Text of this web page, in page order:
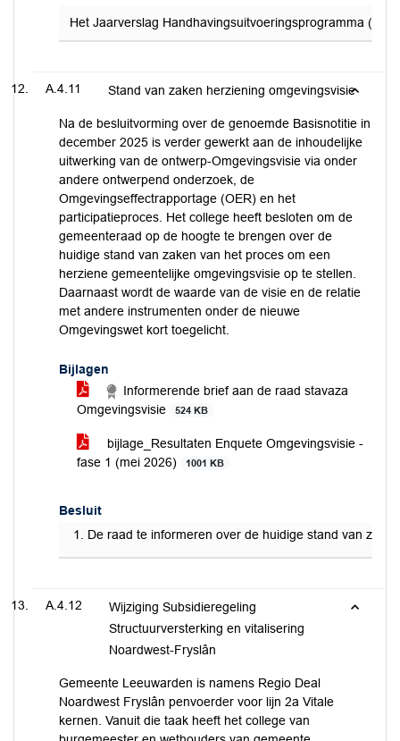
Het Jaarverslag Handhavingsuitvoeringsprogramma
A.4.11 Stand van zaken herziening omgevingsvisie
Na de besluitvorming over de genoemde Basisnotitie in
december 2025 is verder gewerkt aan de inhoudelijke
uitwerking van de ontwerp-Omgevingsvisie via onder
andere ontwerpend onderzoek, de
Omgevingseffectrapportage (OER) en het
participatieproces. Het college heeft besloten om de
gemeenteraad op de hoogte te brengen over de
huidige stand van zaken van het proces om een
herziene gemeentelijke omgevingsvisie op te stellen.
Daarnaast wordt de waarde van de visie en de relatie
met andere instrumenten onder de nieuwe
Omgevingswet kort toegelicht.
Bijlagen
Informerende brief aan de raad stavaza
Omgevingsvisie
524 KB
bijlage_Resultaten Enquete Omgevingsvisie -
fase 1 (mei 2026)
1001 KB
Besluit
De raad te informeren over de huidige stand van
A.4.12
Wijziging Subsidieregeling
Structuurversterking en vitalisering
Noardwest-Fryslân
Gemeente Leeuwarden is namens Regio Deal
Noardwest Fryslân penvoerder voor lijn 2a Vitale
kernen. Vanuit die taak heeft het college van